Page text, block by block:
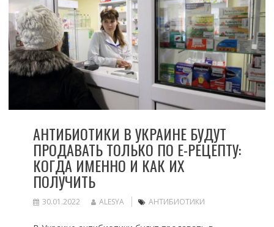
АНТИБИОТИКИ В УКРАИНЕ БУДУТ
ПРОДАВАТЬ ТОЛЬКО ПО Е-РЕЦЕПТУ:
КОГДА ИМЕННО И КАК ИХ
ПОЛУЧИТЬ
30.01.2022 ALESYA АНТИБИОТИКИ